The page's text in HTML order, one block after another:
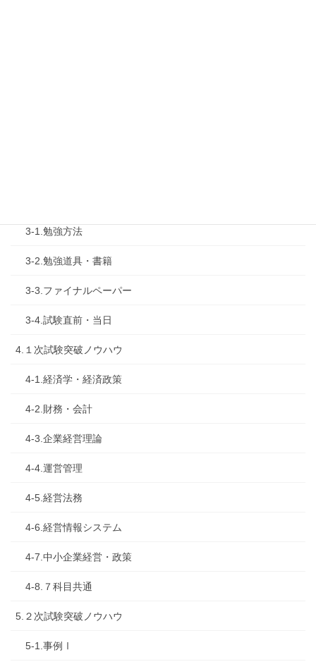
3-1.勉強方法
3-2.勉強道具・書籍
3-3.ファイナルペーパー
3-4.試験直前・当日
4.１次試験突破ノウハウ
4-1.経済学・経済政策
4-2.財務・会計
4-3.企業経営理論
4-4.運営管理
4-5.経営法務
4-6.経営情報システム
4-7.中小企業経営・政策
4-8.７科目共通
5.２次試験突破ノウハウ
5-1.事例Ⅰ